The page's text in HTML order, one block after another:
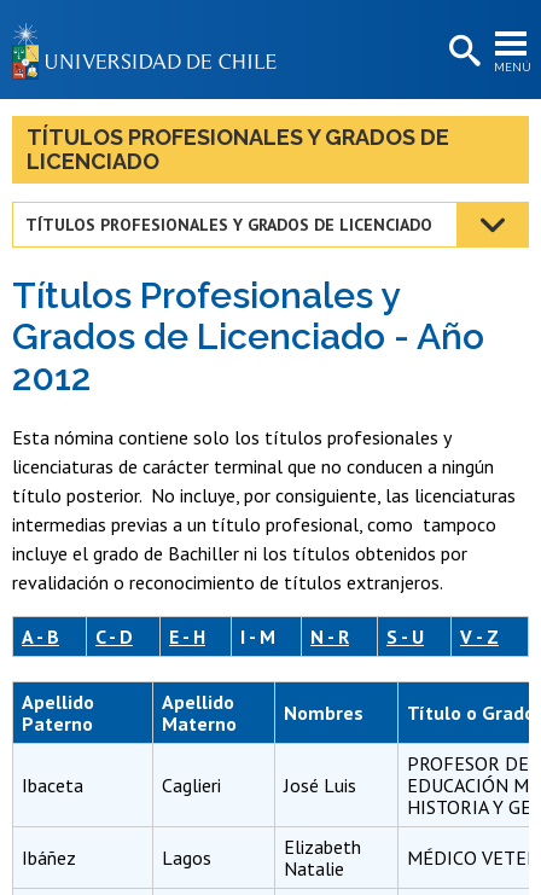
MENÚ
BIBLIOTECAS
LA UNIVERSIDAD
Estudiantes
Funcionarias/os
TÍTULOS PROFESIONALES Y GRADOS DE
LICENCIADO
TÍTULOS PROFESIONALES Y GRADOS DE LICENCIADO
Títulos Profesionales y
Grados de Licenciado - Año
2012
Esta nómina contiene solo los títulos profesionales y
licenciaturas de carácter terminal que no conducen a ningún
título posterior. No incluye, por consiguiente, las licenciaturas
intermedias previas a un título profesional, como tampoco
incluye el grado de Bachiller ni los títulos obtenidos por
revalidación o reconocimiento de títulos extranjeros.
A - B C - D E - H I - M N - R S - U V - Z
Apellido
Paterno
Apellido
Materno
Nombres Título o Grado
Ibaceta Caglieri José Luis
PROFESOR DE
EDUCACIÓN
HISTORIA Y
Ibáñez Lagos
Elizabeth
Natalie
MÉDICO